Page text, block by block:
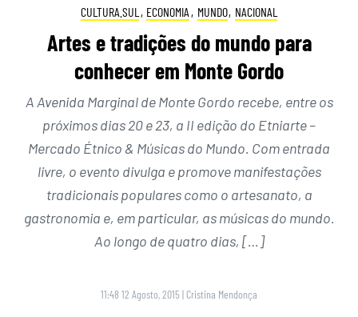
CULTURA.SUL , ECONOMIA , MUNDO, NACIONAL
Artes e tradições do mundo para
conhecer em Monte Gordo
A Avenida Marginal de Monte Gordo recebe, entre os
próximos dias 20 e 23, a II edição do Etniarte –
Mercado Étnico & Músicas do Mundo. Com entrada
livre, o evento divulga e promove manifestações
tradicionais populares como o artesanato, a
gastronomia e, em particular, as músicas do mundo.
Ao longo de quatro dias, […]
11:48 12 Agosto, 2015 | Cristina Mendonça